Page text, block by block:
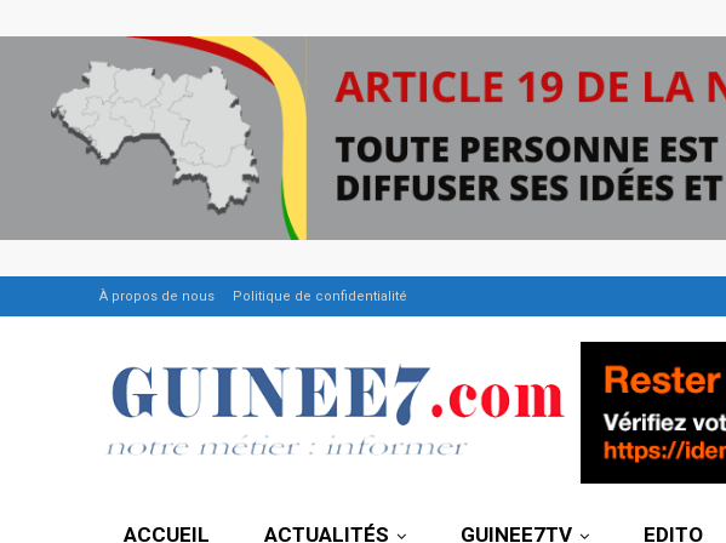
À propos de nous Politique de confidentialité
ACCUEIL ACTUALITÉS GUINEE7TV EDITO